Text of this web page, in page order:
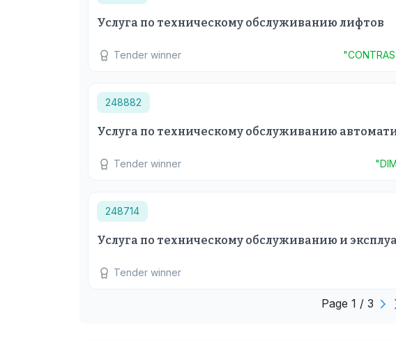
Услуга по техническому обслуживанию лифтов
Tender winner
248882
Услуга по техническому обслуживанию
Tender winner
248714
Услуга по техническому обслуживанию и
Tender winner
Page 1 / 3